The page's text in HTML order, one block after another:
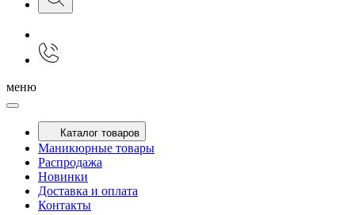
меню
Каталог товаров
Маникюрные товары
Распродажа
Новинки
Доставка и оплата
Контакты